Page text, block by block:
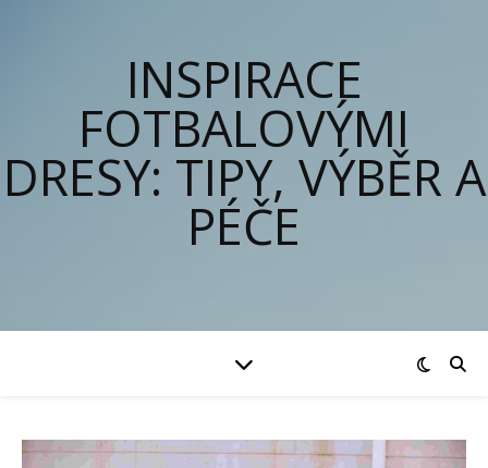
INSPIRACE
FOTBALOVÝMI
DRESY: TIPY, VÝBĚR A
PÉČE